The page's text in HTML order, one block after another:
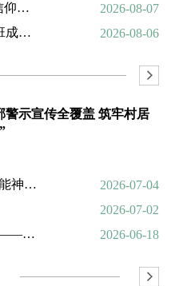
拆穿“全能神”治病谎言：以信仰绑架生命，以洗脑延误治疗
2026-08-07
浙江义乌走读式关爱教育办班成功转化9名“全能神”“全范围教会”等邪教人员
2026-08-06
警示宣传全覆盖 筑牢村居
希腊事实核查平台披露：“全能神”邪教借AI技术向欧洲渗透
2026-07-04
2026-07-02
深挖亚历山德罗·阿米卡雷利——一个邪教组织的国际帮凶
2026-06-18